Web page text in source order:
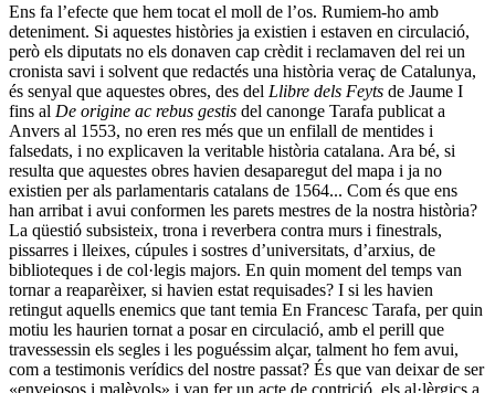
Ens fa l’efecte que hem tocat el moll de l’os. Rumiem-ho amb
deteniment. Si aquestes històries ja existien i estaven en circulació,
però els diputats no els donaven cap crèdit i reclamaven del rei un
cronista savi i solvent que redactés una història veraç de Catalunya,
és senyal que aquestes obres, des del Llibre dels Feyts de Jaume I
fins al De origine ac rebus gestis del canonge Tarafa publicat a
Anvers al 1553, no eren res més que un enfilall de mentides i
falsedats, i no explicaven la veritable història catalana. Ara bé, si
resulta que aquestes obres havien desaparegut del mapa i ja no
existien per als parlamentaris catalans de 1564... Com és que ens
han arribat i avui conformen les parets mestres de la nostra història?
La qüestió subsisteix, trona i reverbera contra murs i finestrals,
pissarres i lleixes, cúpules i sostres d’universitats, d’arxius, de
biblioteques i de col·legis majors. En quin moment del temps van
tornar a reaparèixer, si havien estat requisades? I si les havien
retingut aquells enemics que tant temia En Francesc Tarafa, per quin
motiu les haurien tornat a posar en circulació, amb el perill que
travessessin els segles i les poguéssim alçar, talment ho fem avui,
com a testimonis verídics del nostre passat? És que van deixar de ser
«envejosos i malèvols» i van fer un acte de contrició, els al·lèrgics a